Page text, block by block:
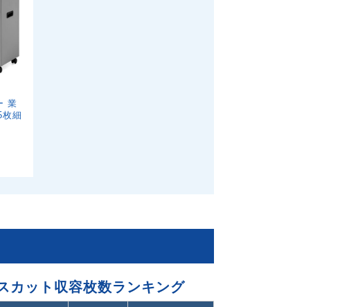
業
細
カット収容枚数ランキング